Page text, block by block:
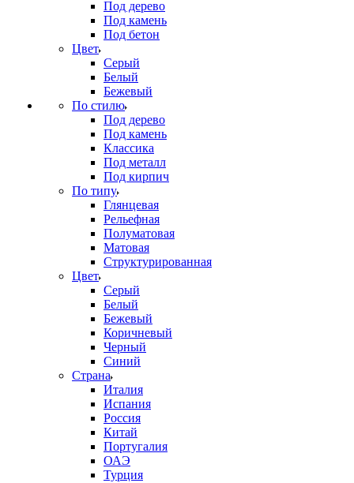
Под дерево
Под камень
Под бетон
Цвет
Серый
Белый
Бежевый
По стилю
Под дерево
Под камень
Классика
Под металл
Под кирпич
По типу
Глянцевая
Рельефная
Полуматовая
Матовая
Структурированная
Цвет
Серый
Белый
Бежевый
Коричневый
Черный
Синий
Страна
Италия
Испания
Россия
Китай
Португалия
ОАЭ
Турция